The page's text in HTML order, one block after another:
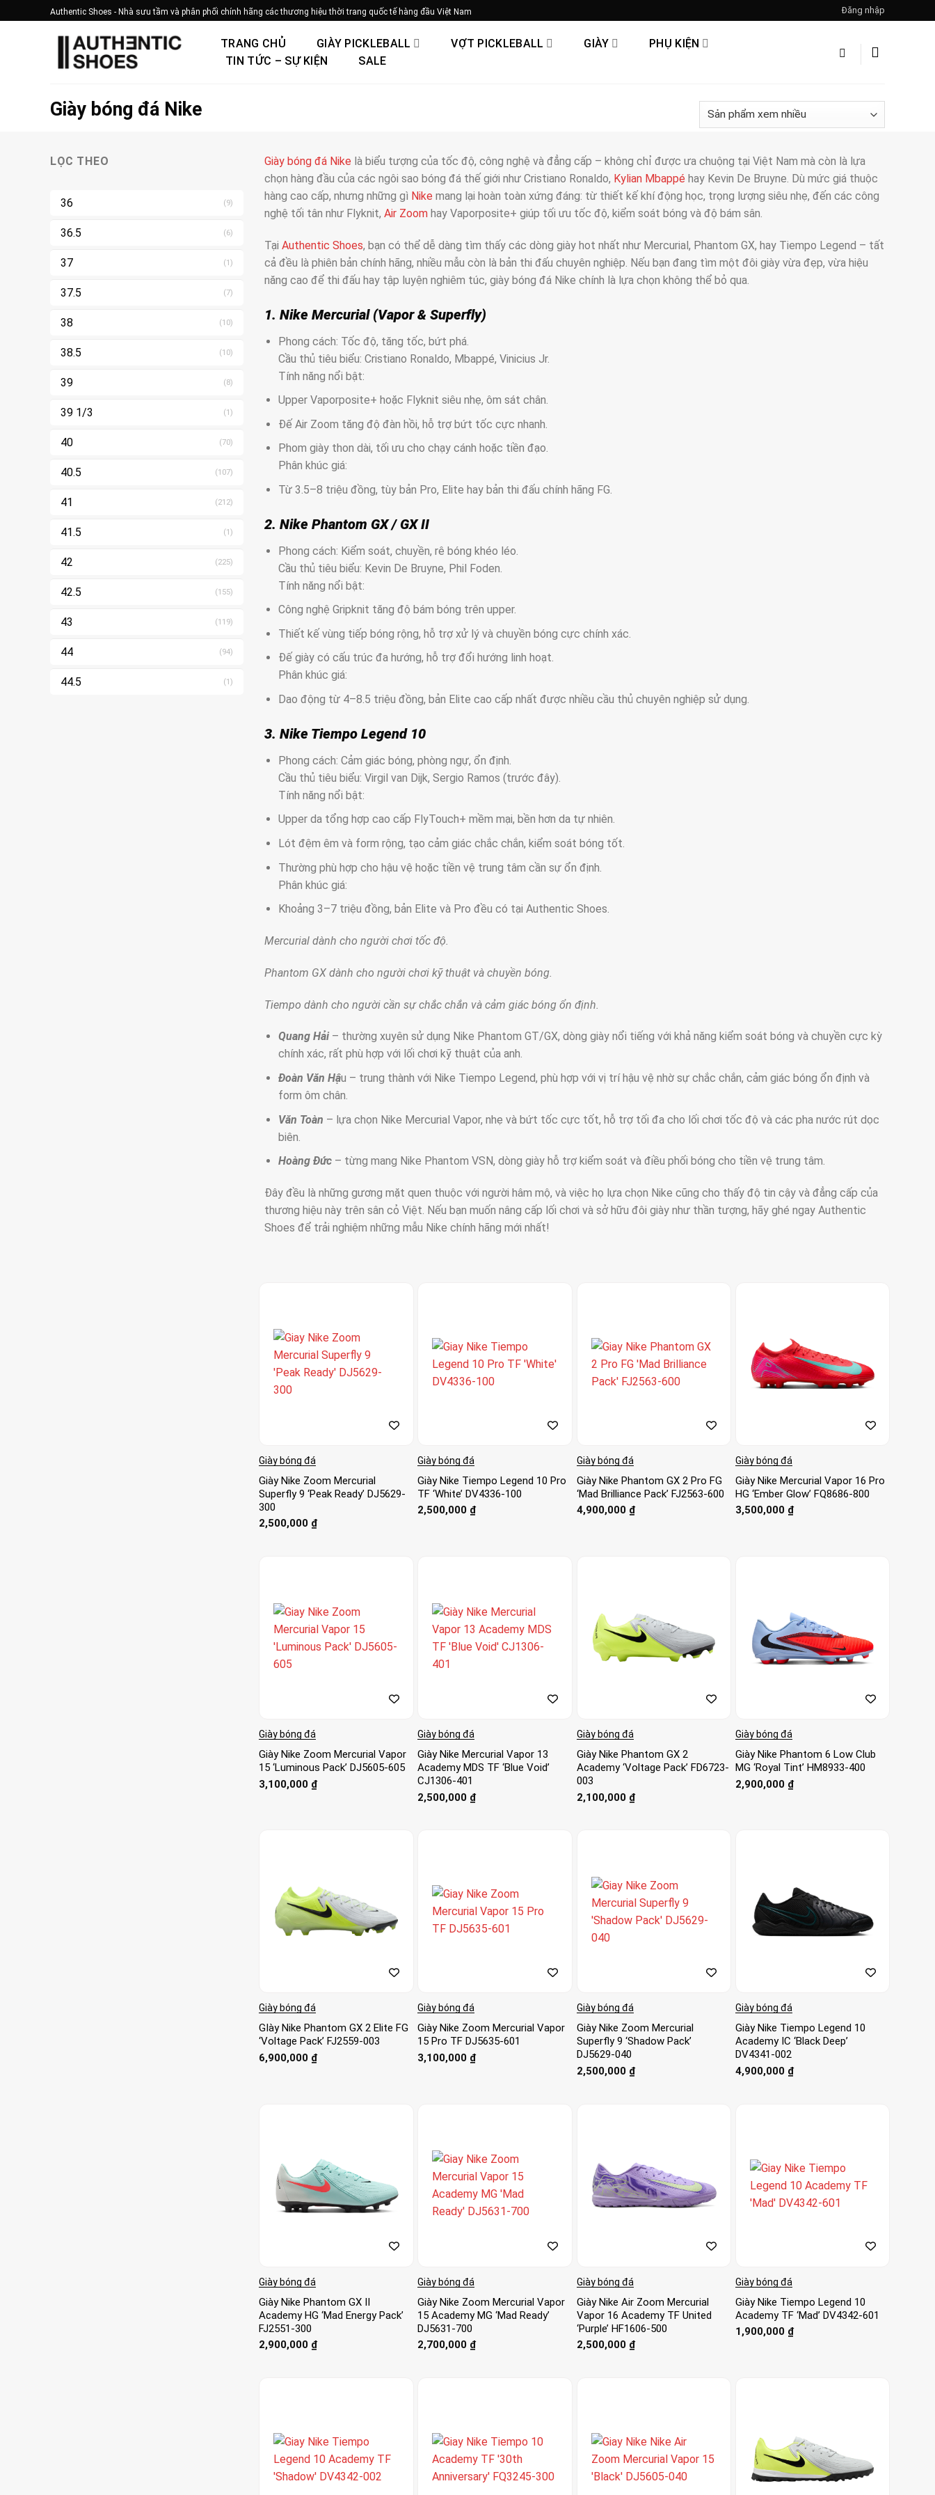
qua
Authentic Shoes - Nhà sưu tầm và phân phối chính hãng các thương hiệu thời trang quốc tế hàng đầu Việt Nam Đăng nhập
TRANG CHỦ GIÀY PICKLEBALL VỢT PICKLEBALL GIÀY
PHỤ KIỆN
TIN TỨC – SỰ KIỆN
SALE
Giày bóng đá Nike
LỌC THEO
36 (9)
36.5 (6)
37 (1)
37.5 (7)
38 (10)
38.5 (10)
39 (8)
39 1/3 (1)
40 (70)
40.5 (107)
41 (212)
41.5 (1)
42 (225)
42.5 (155)
43 (119)
44 (94)
44.5 (1)
Giày bóng đá Nike là biểu tượng của tốc độ, công nghệ và đẳng cấp – không chỉ được ưa chuộng tại Việt Nam mà còn là lựa
chọn hàng đầu của các ngôi sao bóng đá thế giới như Cristiano Ronaldo, Kylian Mbappé hay Kevin De Bruyne. Dù mức giá thuộc
hàng cao cấp, nhưng những gì Nike mang lại hoàn toàn xứng đáng: từ thiết kế khí động học, trọng lượng siêu nhẹ, đến các công
nghệ tối tân như Flyknit, Air Zoomhay Vaporposite+ giúp tối ưu tốc độ, kiểm soát bóng và độ bám sân.
Tại Authentic Shoes, bạn có thể dễ dàng tìm thấy các dòng giày hot nhất như Mercurial, Phantom GX, hay Tiempo Legend – tất
cả đều là phiên bản chính hãng, nhiều mẫu còn là bản thi đấu chuyên nghiệp. Nếu bạn đang tìm một đôi giày vừa đẹp, vừa hiệu
năng cao để thi đấu hay tập luyện nghiêm túc, giày bóng đá Nike chính là lựa chọn không thể bỏ qua.
1. Nike Mercurial (Vapor & Superfly)
Phong cách: Tốc độ, tăng tốc, bứt phá.
Cầu thủ tiêu biểu: Cristiano Ronaldo, Mbappé, Vinicius Jr.
Tính năng nổi bật:
Upper Vaporposite+ hoặc Flyknit siêu nhẹ, ôm sát chân.
Đế Air Zoom tăng độ đàn hồi, hỗ trợ bứt tốc cực nhanh.
Phom giày thon dài, tối ưu cho chạy cánh hoặc tiền đạo.
Phân khúc giá:
Từ 3.5–8 triệu đồng, tùy bản Pro, Elite hay bản thi đấu chính hãng FG.
2. Nike Phantom GX / GX II
Phong cách: Kiểm soát, chuyền, rê bóng khéo léo.
Cầu thủ tiêu biểu: Kevin De Bruyne, Phil Foden.
Tính năng nổi bật:
Công nghệ Gripknit tăng độ bám bóng trên upper.
Thiết kế vùng tiếp bóng rộng, hỗ trợ xử lý và chuyền bóng cực chính xác.
Đế giày có cấu trúc đa hướng, hỗ trợ đổi hướng linh hoạt.
Phân khúc giá:
Dao động từ 4–8.5 triệu đồng, bản Elite cao cấp nhất được nhiều cầu thủ chuyên nghiệp sử dụng.
3. Nike Tiempo Legend 10
Phong cách: Cảm giác bóng, phòng ngự, ổn định.
Cầu thủ tiêu biểu: Virgil van Dijk, Sergio Ramos (trước đây).
Tính năng nổi bật:
Upper da tổng hợp cao cấp FlyTouch+ mềm mại, bền hơn da tự nhiên.
Lót đệm êm và form rộng, tạo cảm giác chắc chắn, kiểm soát bóng tốt.
Thường phù hợp cho hậu vệ hoặc tiền vệ trung tâm cần sự ổn định.
Phân khúc giá:
Khoảng 3–7 triệu đồng, bản Elite và Pro đều có tại Authentic Shoes.
Mercurial dành cho người chơi tốc độ.
Phantom GX dành cho người chơi kỹ thuật và chuyền bóng.
Tiempo dành cho người cần sự chắc chắn và cảm giác bóng ổn định.
Quang Hải– thường xuyên sử dụng Nike Phantom GT/GX, dòng giày nổi tiếng với khả năng kiểm soát bóng và chuyền cực kỳ
chính xác, rất phù hợp với lối chơi kỹ thuật của anh.
Đoàn Văn Hậu – trung thành với Nike Tiempo Legend, phù hợp với vị trí hậu vệ nhờ sự chắc chắn, cảm giác bóng ổn định và
form ôm chân.
Văn Toàn – lựa chọn Nike Mercurial Vapor, nhẹ và bứt tốc cực tốt, hỗ trợ tối đa cho lối chơi tốc độ và các pha nước rút dọc
biên.
Hoàng Đức– từng mang Nike Phantom VSN, dòng giày hỗ trợ kiểm soát và điều phối bóng cho tiền vệ trung tâm.
Đây đều là những gương mặt quen thuộc với người hâm mộ, và việc họ lựa chọn Nike cũng cho thấy độ tin cậy và đẳng cấp của
thương hiệu này trên sân cỏ Việt. Nếu bạn muốn nâng cấp lối chơi và sở hữu đôi giày như thần tượng, hãy ghé ngay Authentic
Shoes để trải nghiệm những mẫu Nike chính hãng mới nhất!
Giày bóng đá
Giày Nike Zoom Mercurial
Superfly 9 ‘Peak Ready’ DJ5629-
300
2,500,000 ₫
Giày bóng đá
Giày Nike Tiempo Legend 10 Pro
TF ‘White’ DV4336-100
2,500,000 ₫
Giày bóng đá
Giày Nike Phantom GX 2 Pro FG
‘Mad Brilliance Pack’ FJ2563-600
4,900,000 ₫
Giày bóng đá
Giày Nike Mercurial Vapor 16 Pro
HG ‘Ember Glow’ FQ8686-800
3,500,000 ₫
Giày bóng đá
Giày Nike Zoom Mercurial Vapor
15 ‘Luminous Pack’ DJ5605-605
3,100,000 ₫
Giày bóng đá
Giày Nike Mercurial Vapor 13
Academy MDS TF ‘Blue Void’
CJ1306-401
2,500,000 ₫
Giày bóng đá
Giày Nike Phantom GX 2
Academy ‘Voltage Pack’ FD6723-
003
2,100,000 ₫
Giày bóng đá
Giày Nike Phantom 6 Low Club
MG ‘Royal Tint’ HM8933-400
2,900,000 ₫
Giày bóng đá
GIày Nike Phantom GX 2 Elite FG
‘Voltage Pack’ FJ2559-003
6,900,000 ₫
Giày bóng đá
Giày Nike Zoom Mercurial Vapor
15 Pro TF DJ5635-601
3,100,000 ₫
Giày bóng đá
Giày Nike Zoom Mercurial
Superfly 9 ‘Shadow Pack’
DJ5629-040
2,500,000 ₫
Giày bóng đá
Giày Nike Tiempo Legend 10
Academy IC ‘Black Deep’
DV4341-002
4,900,000 ₫
Giày bóng đá
Giày Nike Phantom GX II
Academy HG ‘Mad Energy Pack’
FJ2551-300
2,900,000 ₫
Giày bóng đá
Giày Nike Zoom Mercurial Vapor
15 Academy MG ‘Mad Ready’
DJ5631-700
2,700,000 ₫
Giày bóng đá
Giày Nike Air Zoom Mercurial
Vapor 16 Academy TF United
‘Purple’ HF1606-500
2,500,000 ₫
Giày bóng đá
Giày Nike Tiempo Legend 10
Academy TF ‘Mad’ DV4342-601
1,900,000 ₫